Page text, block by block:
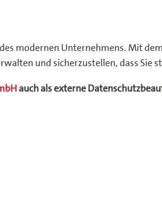
modernen Unternehmens. Mit
und sicherzustellen, dass Sie
auch als externe